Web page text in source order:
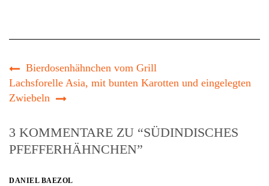
Bierdosenhähnchen vom Grill
Lachsforelle Asia, mit bunten Karotten und eingelegten
Zwiebeln
3 KOMMENTARE ZU “SÜDINDISCHES
PFEFFERHÄHNCHEN”
DANIEL BAEZOL